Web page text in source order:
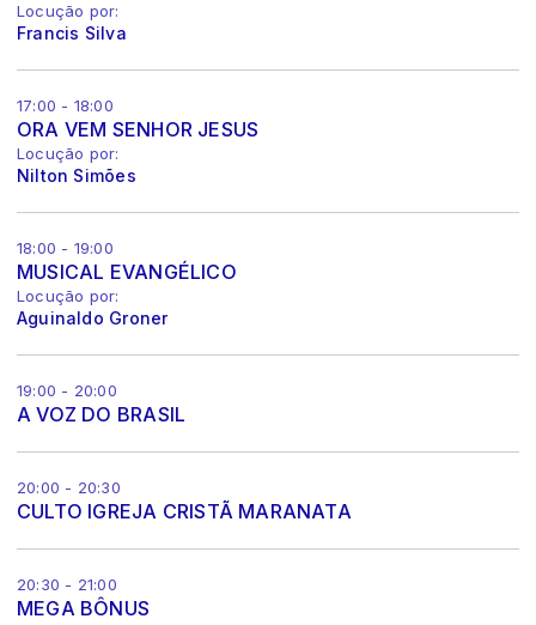
Locução por:
Francis Silva
17:00 - 18:00
ORA VEM SENHOR JESUS
Locução por:
Nilton Simões
18:00 - 19:00
MUSICAL EVANGÉLICO
Locução por:
Aguinaldo Groner
19:00 - 20:00
A VOZ DO BRASIL
20:00 - 20:30
CULTO IGREJA CRISTÃ MARANATA
20:30 - 21:00
MEGA BÔNUS